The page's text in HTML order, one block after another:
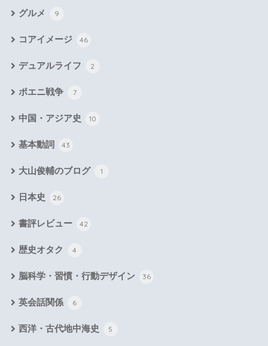
グルメ 9
コアイメージ 46
デュアルライフ 2
ポエニ戦争 7
中国・アジア史 10
基本動詞 43
大山俊輔のブログ 1
日本史 26
書評レビュー 42
歴史オタク 4
脳科学・習慣・行動デザイン 36
英会話関係 6
西洋・古代地中海史 5